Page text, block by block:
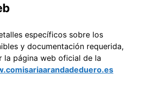
específicos sobre los
y documentación requerida,
la página web oficial de la